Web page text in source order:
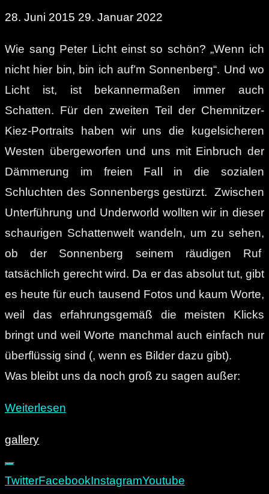
28. Juni 2015 29. Januar 2022
Wie sang Peter Licht einst so schön? „Wenn ich
nicht hier bin, bin ich auf’m Sonnenberg“. Und wo
Licht ist, ist bekannermaßen immer auch
Schatten. Für den zweiten Teil der Chemnitzer-
Kiez-Portraits haben wir uns die kugelsicheren
Westen übergeworfen und uns mit Einbruch der
Dämmerung im freien Fall in die sozialen
Schluchten des Sonnenbergs gestürzt. Zwischen
Unterführung und Underworld wollten wir in dieser
schaurigen Schattenwelt wandeln, um zu sehen,
ob der Sonnenberg seinem räudigen Ruf
tatsächlich gerecht wird. Da er das absolut tut, gibt
es heute für euch tausend Fotos und kaum Worte,
weil das erfahrungsgemäß die meisten Klicks
bringt und weil Worte manchmal auch einfach nur
überflüssig sind (, wenn es Bilder dazu gibt).
Was bleibt uns da noch groß zu sagen außer:
Weiterlesen
Schattenseiten
gallery
TwitterFacebookInstagramYoutube